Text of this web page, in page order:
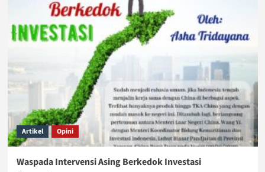
Khilafah,
Apa
Salahnya?
Artikel Opini
Waspada Intervensi Asing Berkedok Investasi